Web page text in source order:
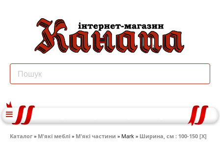
Каталог » М'які меблі » М'які частини » Mark » Ширина, см : 100-150 [X]